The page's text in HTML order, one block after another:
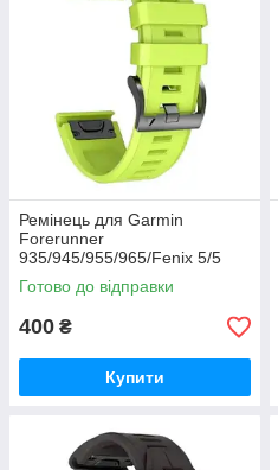
Ремінець для Garmin
Forerunner
935/945/955/965/Fenix 5/5
Plus/6/7/8-47 мм. (система
QuickFit - салатовий)
Готово до відправки
400 ₴
Купити